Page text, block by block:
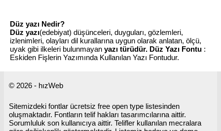
Düz yazı Nedir?
Düz yazı(edebiyat) düşünceleri, duyguları, gözlemleri,
izlenimleri, olayları dil kurallarına uygun olarak anlatan, ölçü,
uyak gibi ilkeleri bulunmayan yazı türüdür. Düz Yazı Fontu :
Eskiden Fişlerin Yazımında Kullanılan Yazı Fontudur.
© 2026 - hızWeb
Sitemizdeki fontlar ücretsiz free open type listesinden
oluşmaktadır. Fontların telif hakları tasarımcılarına aittir.
Sorumluluk son kullanıcıya aittir. Telifler kullanılan mecralara